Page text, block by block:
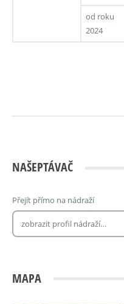
od roku
2024
NAŠEPTÁVAČ
Přejít přímo na nádraží
MAPA